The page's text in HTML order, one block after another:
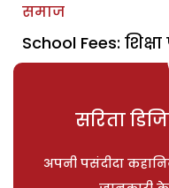
समाज
School Fees:
सरिता
अपनी पसंदीदा